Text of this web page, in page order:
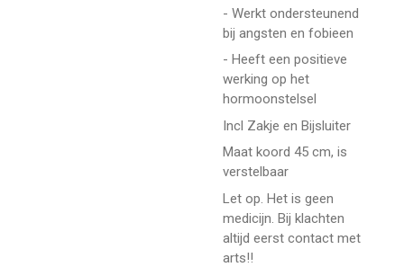
- Werkt ondersteunend
bij angsten en fobieen
- Heeft een positieve
werking op het
hormoonstelsel
Incl Zakje en Bijsluiter
Maat koord 45 cm, is
verstelbaar
Let op. Het is geen
medicijn. Bij klachten
altijd eerst contact met
arts!!